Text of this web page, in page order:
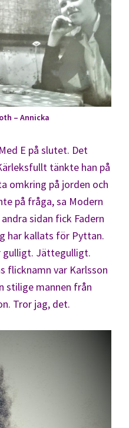
– Annicka
E på slutet. Det
tänkte han på
omkring på jorden och
på fråga, sa Modern
sidan fick Fadern
har kallats för Pyttan.
gulligt. Jättegulligt.
flicknamn var Karlsson
stilige mannen från
Tror jag, det.